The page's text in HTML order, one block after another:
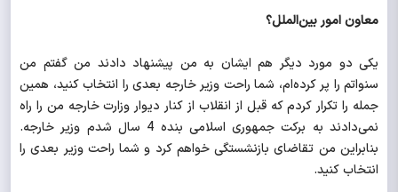
معاون امور بین‌الملل؟
یکی دو مورد دیگر هم ایشان به من پیشنهاد دادند من گفتم من
سنواتم را پر کرده‌ام، شما راحت وزیر خارجه بعدی را انتخاب کنید، همین
جمله را تکرار کردم که قبل از انقلاب از کنار دیوار وزارت خارجه من را راه
نمی‌دادند به برکت جمهوری اسلامی بنده 4 سال شدم وزیر خارجه.
بنابراین من تقاضای بازنشستگی خواهم کرد و شما راحت وزیر بعدی را
انتخاب کنید.